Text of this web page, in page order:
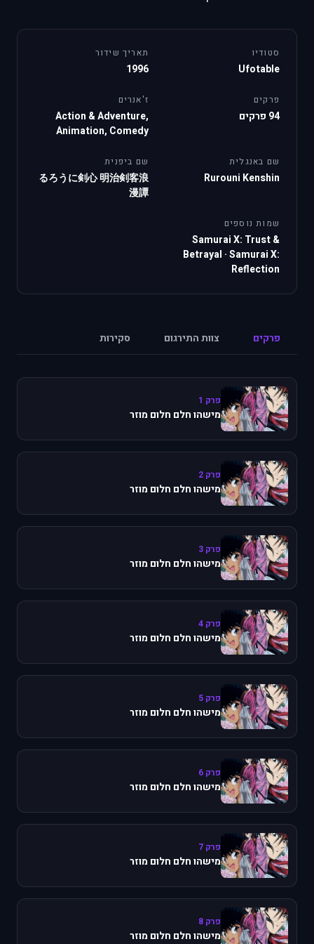
סטודיו
Ufotable
תאריך שידור
1996
פרקים
94 פרקים
ז'אנרים
Action & Adventure,
Animation, Comedy
שם באנגלית
Rurouni Kenshin
שם ביפנית
るろうに剣心 明治剣客浪
漫譚
שמות נוספים
Samurai X: Trust &
Betrayal ·Samurai X:
Reflection
פרקים צוות התירגום סקירות
פרק 1
מישהו חלם חלום מוזר
פרק 2
מישהו חלם חלום מוזר
פרק 3
מישהו חלם חלום מוזר
פרק 4
מישהו חלם חלום מוזר
פרק 5
מישהו חלם חלום מוזר
פרק 6
מישהו חלם חלום מוזר
פרק 7
מישהו חלם חלום מוזר
פרק 8
מישהו חלם חלום מוזר